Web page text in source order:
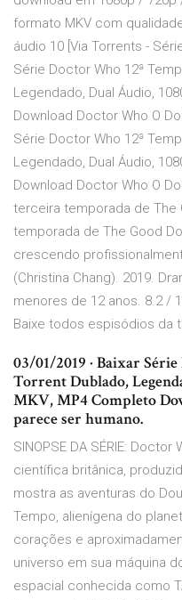
formato MKV com
áudio 10 [Via Torrents -
Série Doctor Who 12ª
Legendado, Dual Áudio,
Download Doctor Who O
Série Doctor Who 12ª
Legendado, Dual Áudio,
Download Doctor Who O
terceira temporada de The
temporada de The Good
crescendo
(Christina Chang). 2019.
menores de 12 anos. 8.2 /
Baixe todos espisódios da
03/01/2019 · Baixar
Torrent Dublado,
MKV, MP4 Completo
parece ser humano.
SINOPSE DA SÉRIE:
científica britânica,
mostra as aventuras do
Tempo, alienígena do
corações e
universo em sua máquina
espacial conhecida como